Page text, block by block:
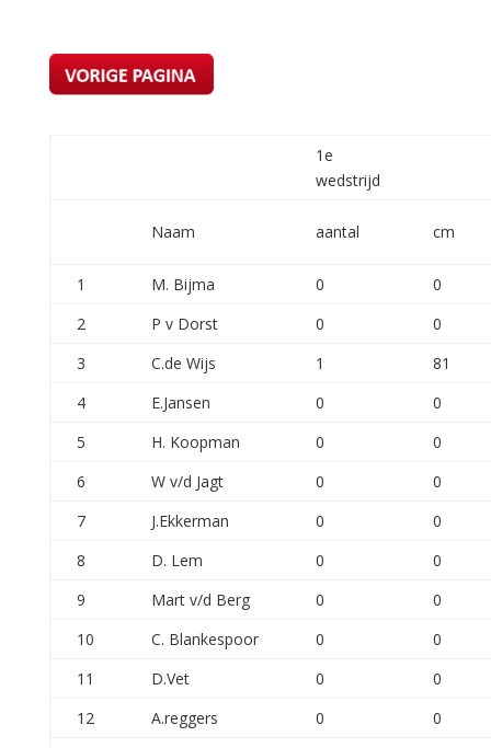
1e
wedstrijd
Naam aantal cm
1 M. Bijma 0
0
2
P v Dorst 0
0
3
C.de Wijs 1
81
4
E.Jansen 0
0
5
H. Koopman 0
0
6
W v/d Jagt 0
0
7
J.Ekkerman 0
0
8
D. Lem 0
0
9
Mart v/d Berg 0
0
10
C. Blankespoor 0
0
11
D.Vet 0
0
12
A.reggers 0
0